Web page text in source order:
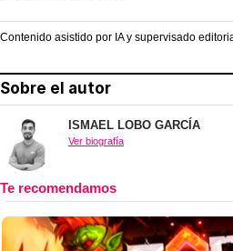
Contenido asistido por IA y supervisado
Sobre el autor
ISMAEL LOBO GARCÍA
Ver biografía